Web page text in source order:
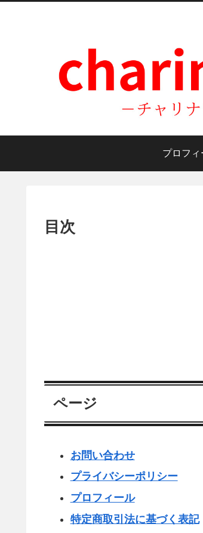
プロフィ
目次
ページ
お問い合わせ
プライバシーポリシー
プロフィール
特定商取引法に基づく表記